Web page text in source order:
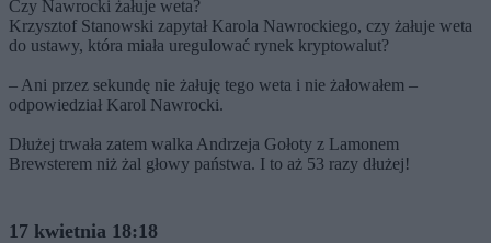
Czy Nawrocki żałuje weta?
Krzysztof Stanowski zapytał Karola Nawrockiego, czy żałuje weta
do ustawy, która miała uregulować rynek kryptowalut?
– Ani przez sekundę nie żałuję tego weta i nie żałowałem –
odpowiedział Karol Nawrocki.
Dłużej trwała zatem walka Andrzeja Gołoty z Lamonem
Brewsterem niż żal głowy państwa. I to aż 53 razy dłużej!
17 kwietnia 18:18